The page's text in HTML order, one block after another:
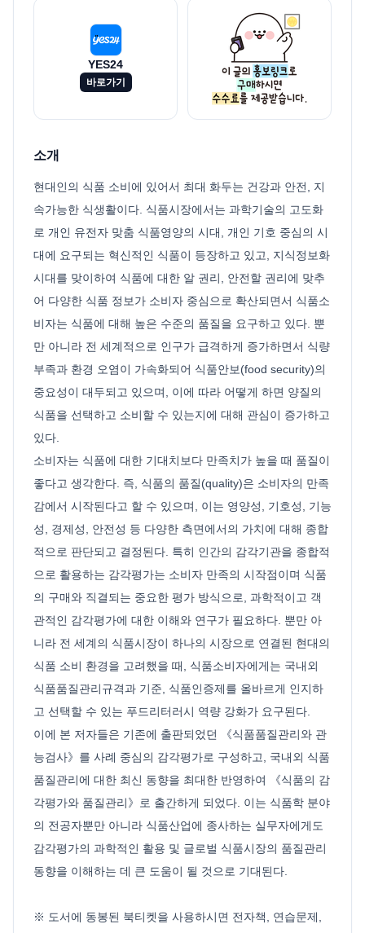
YES24
바로가기
소개
현대인의 식품 소비에 있어서 최대 화두는 건강과 안전, 지
속가능한 식생활이다. 식품시장에서는 과학기술의 고도화
로 개인 유전자 맞춤 식품영양의 시대, 개인 기호 중심의 시
대에 요구되는 혁신적인 식품이 등장하고 있고, 지식정보화
시대를 맞이하여 식품에 대한 알 권리, 안전할 권리에 맞추
어 다양한 식품 정보가 소비자 중심으로 확산되면서 식품소
비자는 식품에 대해 높은 수준의 품질을 요구하고 있다. 뿐
만 아니라 전 세계적으로 인구가 급격하게 증가하면서 식량
부족과 환경 오염이 가속화되어 식품안보(food security)의
중요성이 대두되고 있으며, 이에 따라 어떻게 하면 양질의
식품을 선택하고 소비할 수 있는지에 대해 관심이 증가하고
있다.
소비자는 식품에 대한 기대치보다 만족치가 높을 때 품질이
좋다고 생각한다. 즉, 식품의 품질(quality)은 소비자의 만족
감에서 시작된다고 할 수 있으며, 이는 영양성, 기호성, 기능
성, 경제성, 안전성 등 다양한 측면에서의 가치에 대해 종합
적으로 판단되고 결정된다. 특히 인간의 감각기관을 종합적
으로 활용하는 감각평가는 소비자 만족의 시작점이며 식품
의 구매와 직결되는 중요한 평가 방식으로, 과학적이고 객
관적인 감각평가에 대한 이해와 연구가 필요하다. 뿐만 아
니라 전 세계의 식품시장이 하나의 시장으로 연결된 현대의
식품 소비 환경을 고려했을 때, 식품소비자에게는 국내외
식품품질관리규격과 기준, 식품인증제를 올바르게 인지하
고 선택할 수 있는 푸드리터러시 역량 강화가 요구된다.
이에 본 저자들은 기존에 출판되었던 《식품품질관리와 관
능검사》를 사례 중심의 감각평가로 구성하고, 국내외 식품
품질관리에 대한 최신 동향을 최대한 반영하여 《식품의 감
각평가와 품질관리》로 출간하게 되었다. 이는 식품학 분야
의 전공자뿐만 아니라 식품산업에 종사하는 실무자에게도
감각평가의 과학적인 활용 및 글로벌 식품시장의 품질관리
동향을 이해하는 데 큰 도움이 될 것으로 기대된다.
※ 도서에 동봉된 북티켓을 사용하시면 전자책, 연습문제,